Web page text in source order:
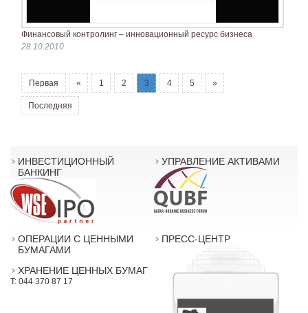
Финансовый контролинг – инновационный ресурс бизнеса
28.10.2010
Первая « 1 2 3 4 5 »
Последняя
ИНВЕСТИЦИОННЫЙ
БАНКИНГ
УПРАВЛЕНИЕ АКТИВАМИ
ОПЕРАЦИИ С ЦЕННЫМИ
БУМАГАМИ
ХРАНЕНИЕ ЦЕННЫХ БУМАГ
T: 044 370 87 17
ПРЕСС-ЦЕНТР